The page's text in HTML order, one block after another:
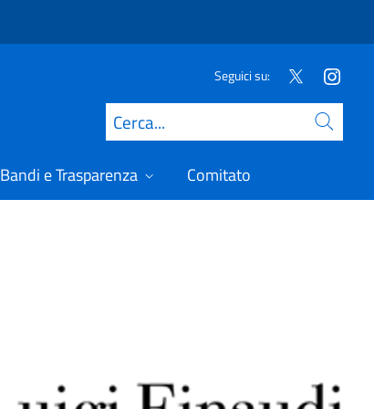
Seguici su:
Cerca
Bandi e Trasparenza Comitato